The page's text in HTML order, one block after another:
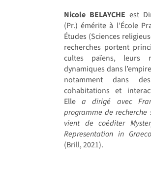
Nicole BELAYCHE est
(Pr.) émérite à l’École
Études (Sciences
recherches portent
cultes païens, leurs
dynamiques dans
notamment dans
cohabitations et
Elle a dirigé avec
programme de recherche
vient de coéditer
Representation in
(Brill, 2021).